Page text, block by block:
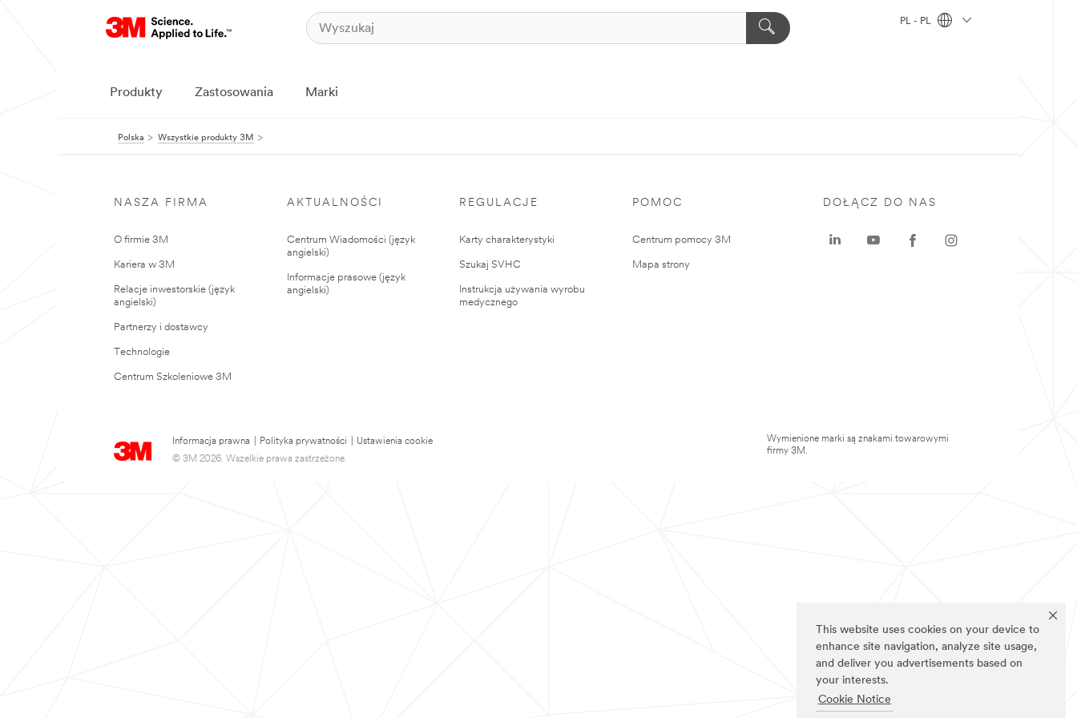
This website uses cookies on your device to
enhance site navigation, analyze site usage,
and deliver you advertisements based on
your interests.
Cookie Notice
PL - PL
Produkty Zastosowania Marki
Polska Wszystkie produkty 3M
NASZA FIRMA
O firmie 3M
Kariera w 3M
Relacje inwestorskie (język
angielski)
Partnerzy i dostawcy
Technologie
Centrum Szkoleniowe 3M
AKTUALNOŚCI
Centrum Wiadomości (język
angielski)
Informacje prasowe (język
angielski)
REGULACJE
Karty charakterystyki
Szukaj SVHC
Instrukcja używania wyrobu
medycznego
POMOC
Centrum pomocy 3M
Mapa strony
Informacja prawna Polityka prywatności
Ustawienia cookie
© 3M 2026. Wszelkie prawa zastrzeżone.
DOŁĄCZ DO NAS
Wymienione marki są znakami towarowymi
firmy 3M.